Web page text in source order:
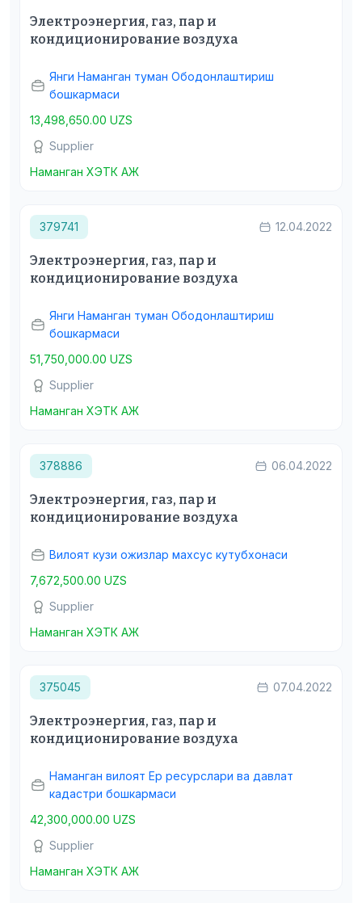
Электроэнергия, газ, пар и
кондиционирование воздуха
Янги Наманган туман Ободонлаштириш
бошкармаси
13,498,650.00 UZS
Supplier
Наманган ХЭТК АЖ
379741 12.04.2022
Электроэнергия, газ, пар и
кондиционирование воздуха
Янги Наманган туман Ободонлаштириш
бошкармаси
51,750,000.00 UZS
Supplier
Наманган ХЭТК АЖ
378886 06.04.2022
Электроэнергия, газ, пар и
кондиционирование воздуха
Вилоят кузи ожизлар махсус кутубхонаси
7,672,500.00 UZS
Supplier
Наманган ХЭТК АЖ
375045 07.04.2022
Электроэнергия, газ, пар и
кондиционирование воздуха
Наманган вилоят Ер ресурслари ва давлат
кадастри бошкармаси
42,300,000.00 UZS
Supplier
Наманган ХЭТК АЖ